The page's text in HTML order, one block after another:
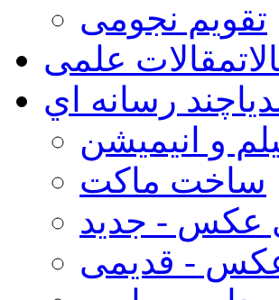
تقویم نجومی
مقالات علمی
چند رسانه اي
و انیمیشن
ساخت ماکت
عکس - جدید
- قدیمی